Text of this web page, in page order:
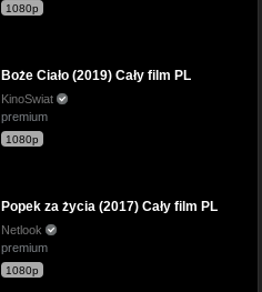
1080p
Boże Ciało (2019) Cały film PL
KinoSwiat
premium
1080p
Popek za życia (2017) Cały film PL
Netlook
premium
1080p